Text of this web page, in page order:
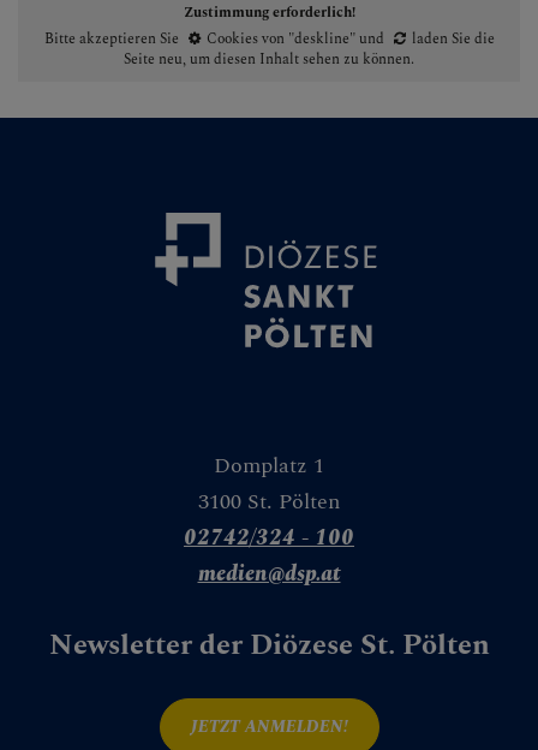
Zustimmung erforderlich!
Bitte akzeptieren Sie
Cookies von "deskline"und
laden Sie die
Seite neu, um diesen Inhalt sehen zu können.
Domplatz 1
3100 St. Pölten
02742/324 - 100
medien@dsp.at
Newsletter der Diözese St. Pölten
JETZT ANMELDEN!